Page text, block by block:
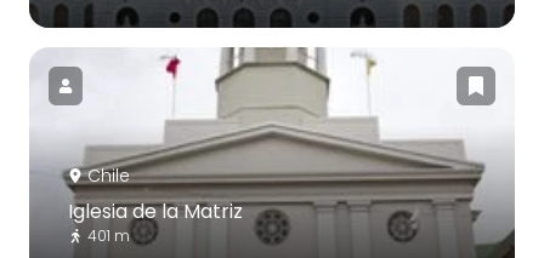
Chile
Iglesia de la Matriz
401 m